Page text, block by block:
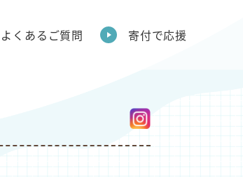
よくあるご質問 寄付で応援